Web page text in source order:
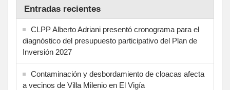
Entradas recientes
CLPP Alberto Adriani presentó cronograma para el
diagnóstico del presupuesto participativo del Plan de
Inversión 2027
Contaminación y desbordamiento de cloacas afecta
a vecinos de Villa Milenio en El Vigía